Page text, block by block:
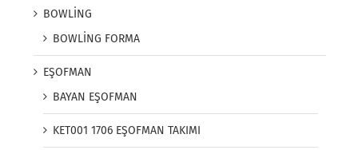
BOWLİNG
BOWLİNG FORMA
EŞOFMAN
BAYAN EŞOFMAN
KET001 1706 EŞOFMAN TAKIMI